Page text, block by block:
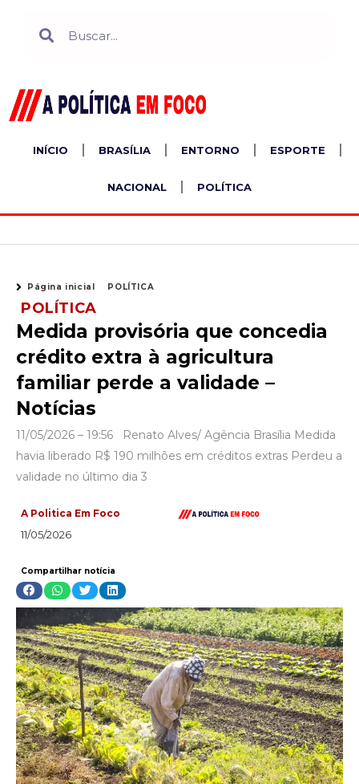
INÍCIO BRASÍLIA ENTORNO ESPORTE
NACIONAL POLÍTICA
Página inicial POLÍTICA
POLÍTICA
Medida provisória que concedia
crédito extra à agricultura
familiar perde a validade –
Notícias
11/05/2026 – 19:56 Renato Alves/ Agência Brasília Medida
havia liberado R$ 190 milhões em créditos extras Perdeu a
validade no último dia 3
A Politica Em Foco
11/05/2026
Compartilhar notícia